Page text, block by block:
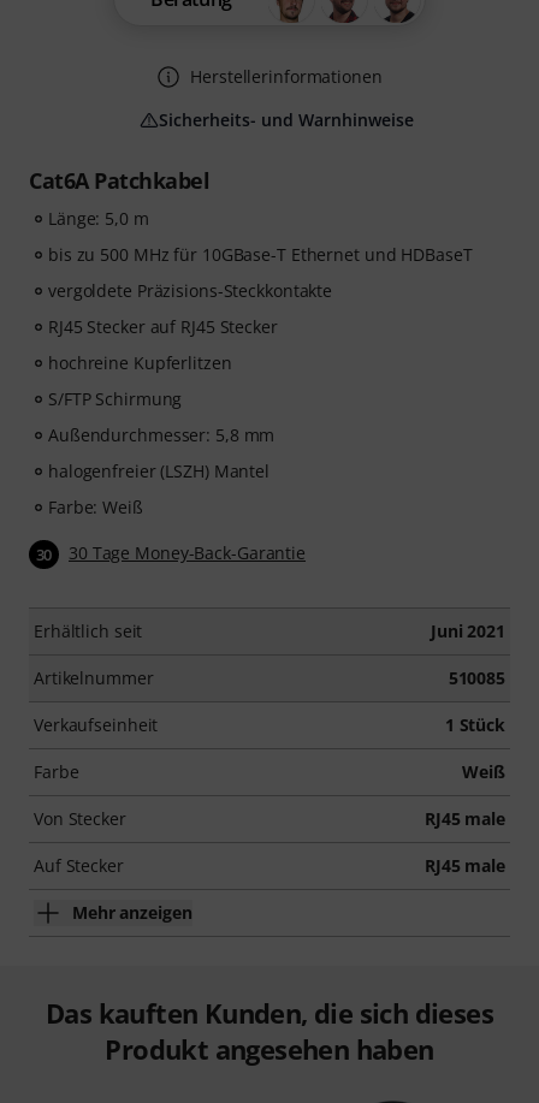
Cat6A Patchkabel
Länge: 5,0 m
bis zu 500 MHz für 10GBase-T Ethernet und HDBaseT
vergoldete Präzisions-Steckkontakte
RJ45 Stecker auf RJ45 Stecker
hochreine Kupferlitzen
S/FTP Schirmung
Außendurchmesser: 5,8 mm
halogenfreier (LSZH) Mantel
Farbe: Weiß
30 30 Tage Money-Back-Garantie
Erhältlich seit Juni 2021
Artikelnummer 510085
Verkaufseinheit 1 Stück
Farbe Weiß
Von Stecker RJ45 male
Auf Stecker RJ45 male
Mehr anzeigen
Herstellerinformationen
Sicherheits- und Warnhinweise
Das kauften Kunden, die sich dieses
Produkt angesehen haben